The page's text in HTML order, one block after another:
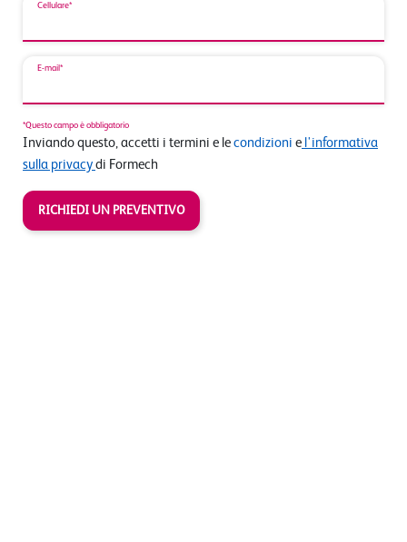
Cellulare*
E-mail*
*Questo campo è obbligatorio
Inviando questo, accetti i termini e le condizioni e l'informativa
sulla privacy di Formech
RICHIEDI UN PREVENTIVO